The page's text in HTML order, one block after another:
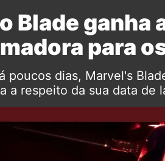
Blade ganha
para
poucos dias, Marvel's
a respeito da sua data de